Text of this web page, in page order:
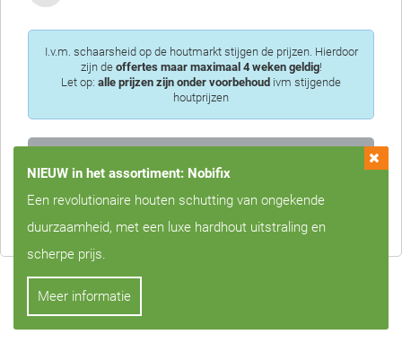
I.v.m. schaarsheid op de houtmarkt stijgen de prijzen. Hierdoor
zijn de offertes maar maximaal 4 weken geldig!
Let op: alle prijzen zijn onder voorbehoud ivm stijgende
houtprijzen
NIEUW in het assortiment: Nobifix
Een revolutionaire houten schutting van ongekende
duurzaamheid, met een luxe hardhout uitstraling en
scherpe prijs.
Meer informatie